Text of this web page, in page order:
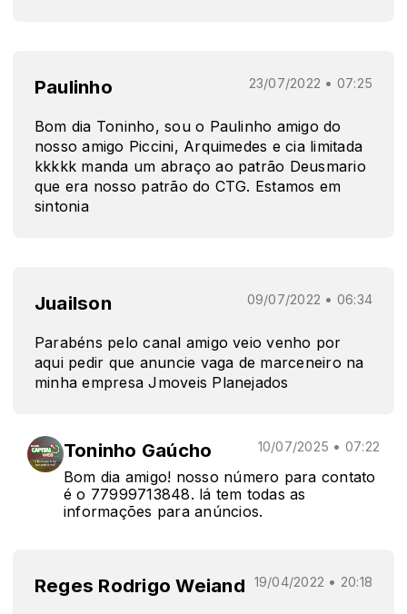
Paulinho 23/07/2022 • 07:25
Bom dia Toninho, sou o Paulinho amigo do
nosso amigo Piccini, Arquimedes e cia limitada
kkkkk manda um abraço ao patrão Deusmario
que era nosso patrão do CTG. Estamos em
sintonia
Juailson 09/07/2022 • 06:34
Parabéns pelo canal amigo veio venho por
aqui pedir que anuncie vaga de marceneiro na
minha empresa Jmoveis Planejados
Toninho Gaúcho 10/07/2025 • 07:22
Bom dia amigo! nosso número para contato
é o 77999713848. lá tem todas as
informações para anúncios.
Reges Rodrigo Weiand 19/04/2022 • 20:18